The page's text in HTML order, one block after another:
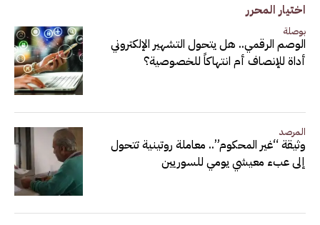
اختيار المحرر
بوصلة
الوصم الرقمي.. هل يتحول التشهير الإلكتروني
أداة للإنصاف أم انتهاكاً للخصوصية؟
المرصد
وثيقة “غير المحكوم”.. معاملة روتينية تتحول
إلى عبء معيشي يومي للسوريين